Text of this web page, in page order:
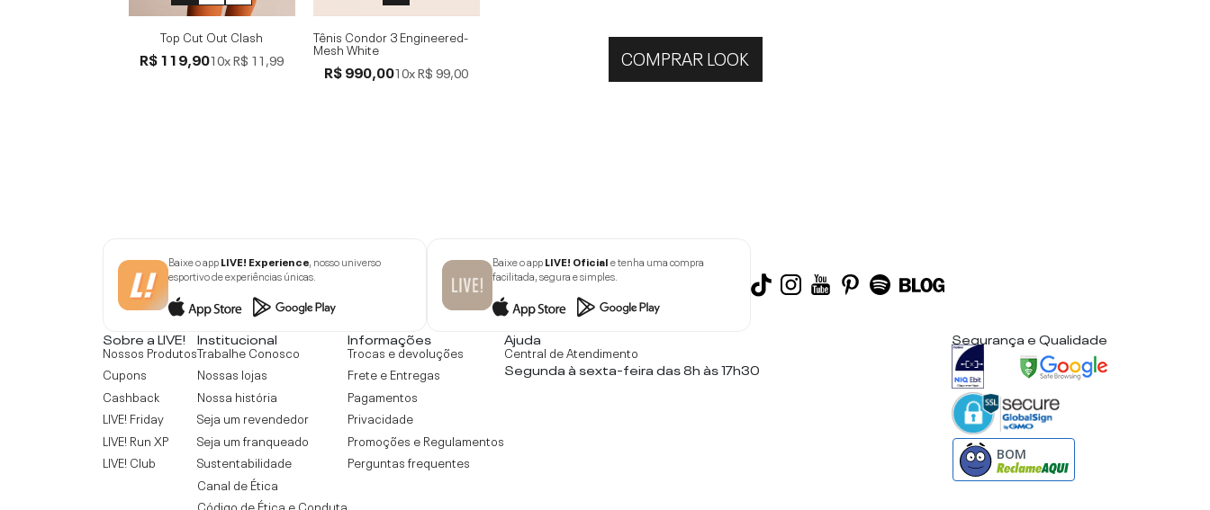
Top Cut Out Clash
R$ 119,9010xR$ 11,99
Tênis Condor 3 Engineered-
Mesh White
R$ 990,0010xR$ 99,00
COMPRAR LOOK
Baixe o appLIVE! Experience, nosso universo
esportivo de experiências únicas.
Baixe o appLIVE! Oficiale tenha uma compra
facilitada, segura e simples.
Sobre a LIVE!
Nossos Produtos
Cupons
Cashback
LIVE! Friday
LIVE! Run XP
LIVE! Club
Institucional
Trabalhe Conosco
Nossas lojas
Nossa história
Seja um revendedor
Seja um franqueado
Sustentabilidade
Canal de Ética
Código de Ética e Conduta
Informações
Trocas e devoluções
Frete e Entregas
Pagamentos
Privacidade
Promoções e Regulamentos
Perguntas frequentes
Ajuda
Central de Atendimento
Segunda à sexta-feira das 8h às 17h30
Segurança e Qualidade
BOM